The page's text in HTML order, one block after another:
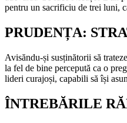
pentru un sacrificiu de trei luni,
PRUDENȚA:
Avisăndu-și susținătorii să
la fel de bine percepută ca o
lideri curajoși, capabili să își
ÎNTREBĂRILE